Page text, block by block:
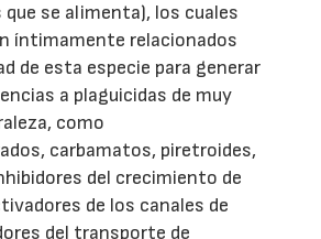
que se alimenta), los cuales
íntimamente relacionados
de esta especie para generar
a plaguicidas de muy
como
carbamatos, piretroides,
del crecimiento de
de los canales de
del transporte de